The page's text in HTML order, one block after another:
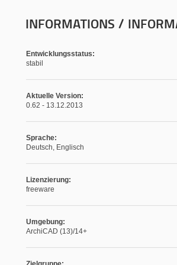
INFORMATIONS /
Entwicklungsstatus:
stabil
Aktuelle Version:
0.62 - 13.12.2013
Sprache:
Deutsch, Englisch
Lizenzierung:
freeware
Umgebung:
ArchiCAD (13)/14+